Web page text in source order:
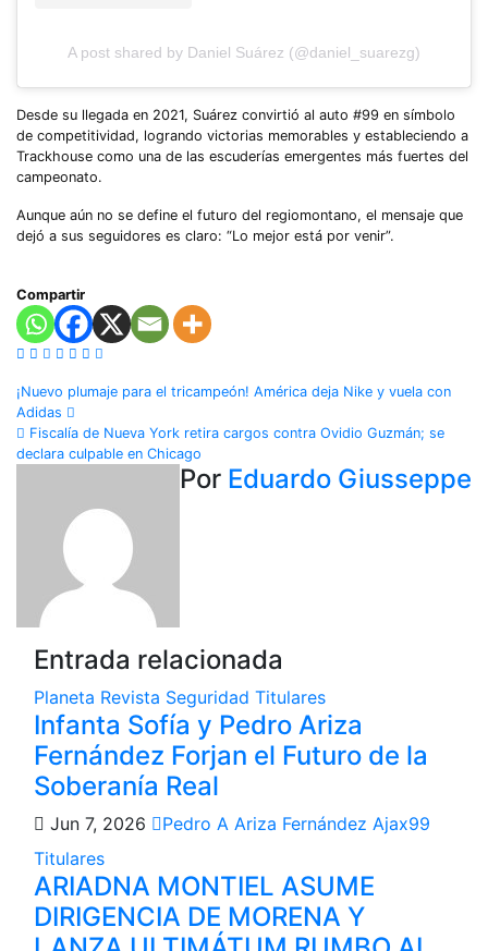
A post shared by Daniel Suárez (@daniel_suarezg)
Desde su llegada en 2021, Suárez convirtió al auto #99 en símbolo
de competitividad, logrando victorias memorables y estableciendo a
Trackhouse como una de las escuderías emergentes más fuertes del
campeonato.
Aunque aún no se define el futuro del regiomontano, el mensaje que
dejó a sus seguidores es claro: “Lo mejor está por venir”.
Compartir
Navegación
de
¡Nuevo plumaje para el tricampeón! América deja Nike y vuela con
Adidas
Fiscalía de Nueva York retira cargos contra Ovidio Guzmán; se
declara culpable en Chicago
Por Eduardo Giusseppe
Entrada relacionada
Planeta Revista Seguridad Titulares
Infanta Sofía y Pedro Ariza
Fernández Forjan el Futuro de la
Soberanía Real
Jun 7, 2026
Pedro A Ariza Fernández Ajax99
Titulares
ARIADNA MONTIEL ASUME
DIRIGENCIA DE MORENA Y